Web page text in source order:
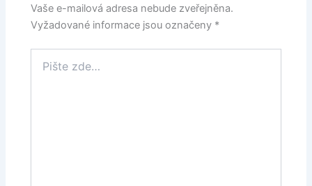
Vaše e-mailová adresa nebude zveřejněna.
Vyžadované informace jsou označeny *
zde…